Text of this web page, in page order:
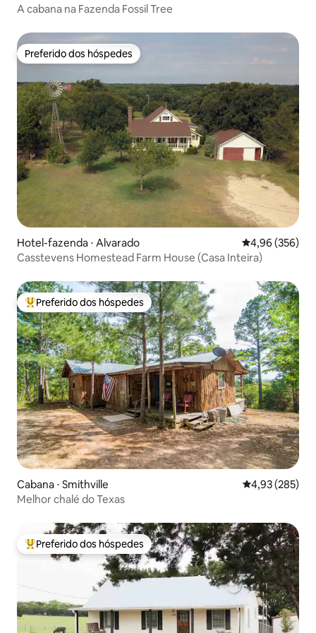
A cabana na Fazenda Fossil Tree
Preferido dos hóspedes
Preferido dos hóspedes
Hotel-fazenda ⋅ Alvarado 4,96 de uma
4,96 (356)
Casstevens Homestead Farm House (Casa Inteira)
Entre os melhores preferidos dos hóspedes
Preferido dos hóspedes
Cabana ⋅ Smithville 4,93 de uma
4,93 (285)
Melhor chalé do Texas
Entre os melhores preferidos dos hóspedes
Preferido dos hóspedes